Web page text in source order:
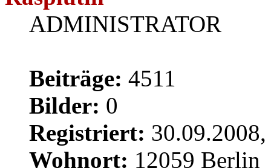
ADMINISTRATOR
Beiträge: 4511
Bilder: 0
Registriert:
Wohnort: 12059 Berlin